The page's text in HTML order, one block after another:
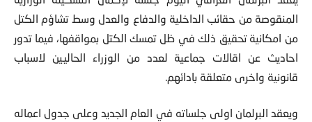
المنقوصة من حقائب الداخلية والدفاع والعدل وسط تشاؤم الكتل
من امكانية تحقيق ذلك في ظل تمسك الكتل بمواقفها، فيما تدور
احاديث عن اقالات جماعية لعدد من الوزراء الحاليين لاسباب
قانونية واخرى متعلقة بادائهم.
ويعقد البرلمان اولى جلساته في العام الجديد وعلى جدول اعماله